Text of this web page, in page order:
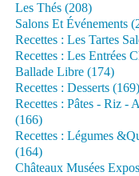
Les Thés (208)
Salons Et Événements
Recettes : Les Tartes
Recettes : Les Entrées
Ballade Libre (174)
Recettes : Desserts (169)
Recettes : Pâtes - Riz -
(166)
Recettes : Légumes
(164)
Châteaux Musées